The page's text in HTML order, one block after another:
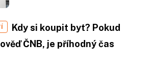
Kdy si koupit byt? Pokud
ČNB, je příhodný čas